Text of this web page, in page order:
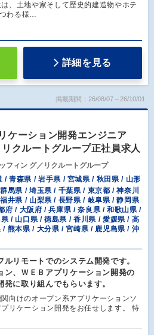
、土地や家そして歴史的建造物やホテ
わる様…
詳細を見る
掲載期間：26/08/07～26/10/01
ケーション開発エンジニア
クルートグループ正社員求人
フィン グ／リクルートグループ
/ 青森県 / 岩手県 / 宮城県 / 秋田県 / 山形
馬県 / 埼玉県 / 千葉県 / 東京都 / 神奈川
井県 / 山梨県 / 長野県 / 岐阜県 / 静岡県
府 / 大阪府 / 兵庫県 / 奈良県 / 和歌山県 /
/ 山口県 / 徳島県 / 香川県 / 愛媛県 / 高
熊本県 / 大分県 / 宮崎県 / 鹿児島県 / 沖
ルリモートでのシステム開発です。
ン、ＷＥＢアプリケーション開発の
発に取り組んでもらいます。
関向けのオープン系アプリケーションソ
リケーション開発をお任せします。 特